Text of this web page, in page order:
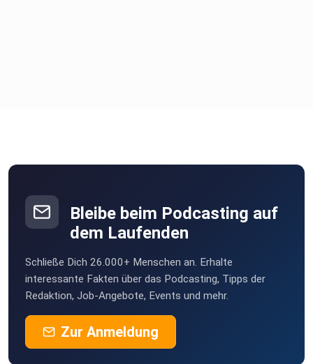
Bleibe beim Podcasting auf
dem Laufenden
Schließe Dich 26.000+ Menschen an. Erhalte
interessante Fakten über das Podcasting, Tipps der
Redaktion, Job-Angebote, Events und mehr.
Zur Anmeldung